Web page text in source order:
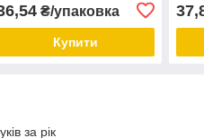
₴/упаковка
Купити
за рік